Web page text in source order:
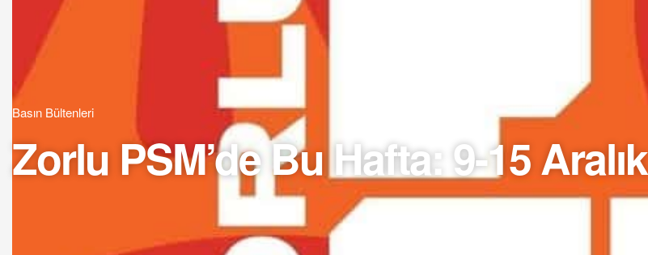
Basın Bültenleri
Zorlu PSM’de Bu Hafta: 9-15 Aralık